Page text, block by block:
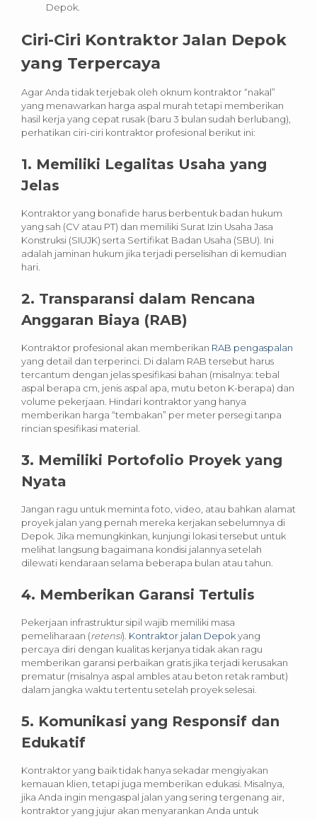
Depok.
Ciri-Ciri Kontraktor Jalan Depok
yang Terpercaya
Agar Anda tidak terjebak oleh oknum kontraktor “nakal”
yang menawarkan harga aspal murah tetapi memberikan
hasil kerja yang cepat rusak (baru 3 bulan sudah berlubang),
perhatikan ciri-ciri kontraktor profesional berikut ini:
1. Memiliki Legalitas Usaha yang
Jelas
Kontraktor yang bonafide harus berbentuk badan hukum
yang sah (CV atau PT) dan memiliki Surat Izin Usaha Jasa
Konstruksi (SIUJK) serta Sertifikat Badan Usaha (SBU). Ini
adalah jaminan hukum jika terjadi perselisihan di kemudian
hari.
2. Transparansi dalam Rencana
Anggaran Biaya (RAB)
Kontraktor profesional akan memberikan RAB pengaspalan
yang detail dan terperinci. Di dalam RAB tersebut harus
tercantum dengan jelas spesifikasi bahan (misalnya: tebal
aspal berapa cm, jenis aspal apa, mutu beton K-berapa) dan
volume pekerjaan. Hindari kontraktor yang hanya
memberikan harga “tembakan” per meter persegi tanpa
rincian spesifikasi material.
3. Memiliki Portofolio Proyek yang
Nyata
Jangan ragu untuk meminta foto, video, atau bahkan alamat
proyek jalan yang pernah mereka kerjakan sebelumnya di
Depok. Jika memungkinkan, kunjungi lokasi tersebut untuk
melihat langsung bagaimana kondisi jalannya setelah
dilewati kendaraan selama beberapa bulan atau tahun.
4. Memberikan Garansi Tertulis
Pekerjaan infrastruktur sipil wajib memiliki masa
pemeliharaan (retensi). Kontraktor jalan Depokyang
percaya diri dengan kualitas kerjanya tidak akan ragu
memberikan garansi perbaikan gratis jika terjadi kerusakan
prematur (misalnya aspal ambles atau beton retak rambut)
dalam jangka waktu tertentu setelah proyek selesai.
5. Komunikasi yang Responsif dan
Edukatif
Kontraktor yang baik tidak hanya sekadar mengiyakan
kemauan klien, tetapi juga memberikan edukasi. Misalnya,
jika Anda ingin mengaspal jalan yang sering tergenang air,
kontraktor yang jujur akan menyarankan Anda untuk